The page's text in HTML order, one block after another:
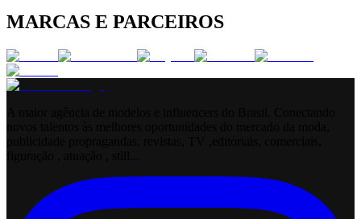
MARCAS E PARCEIROS